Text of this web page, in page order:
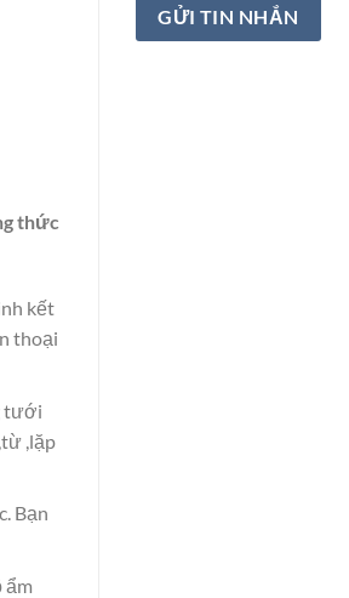
thức
kết
thoại
tưới
,lặp
Bạn
ẩm